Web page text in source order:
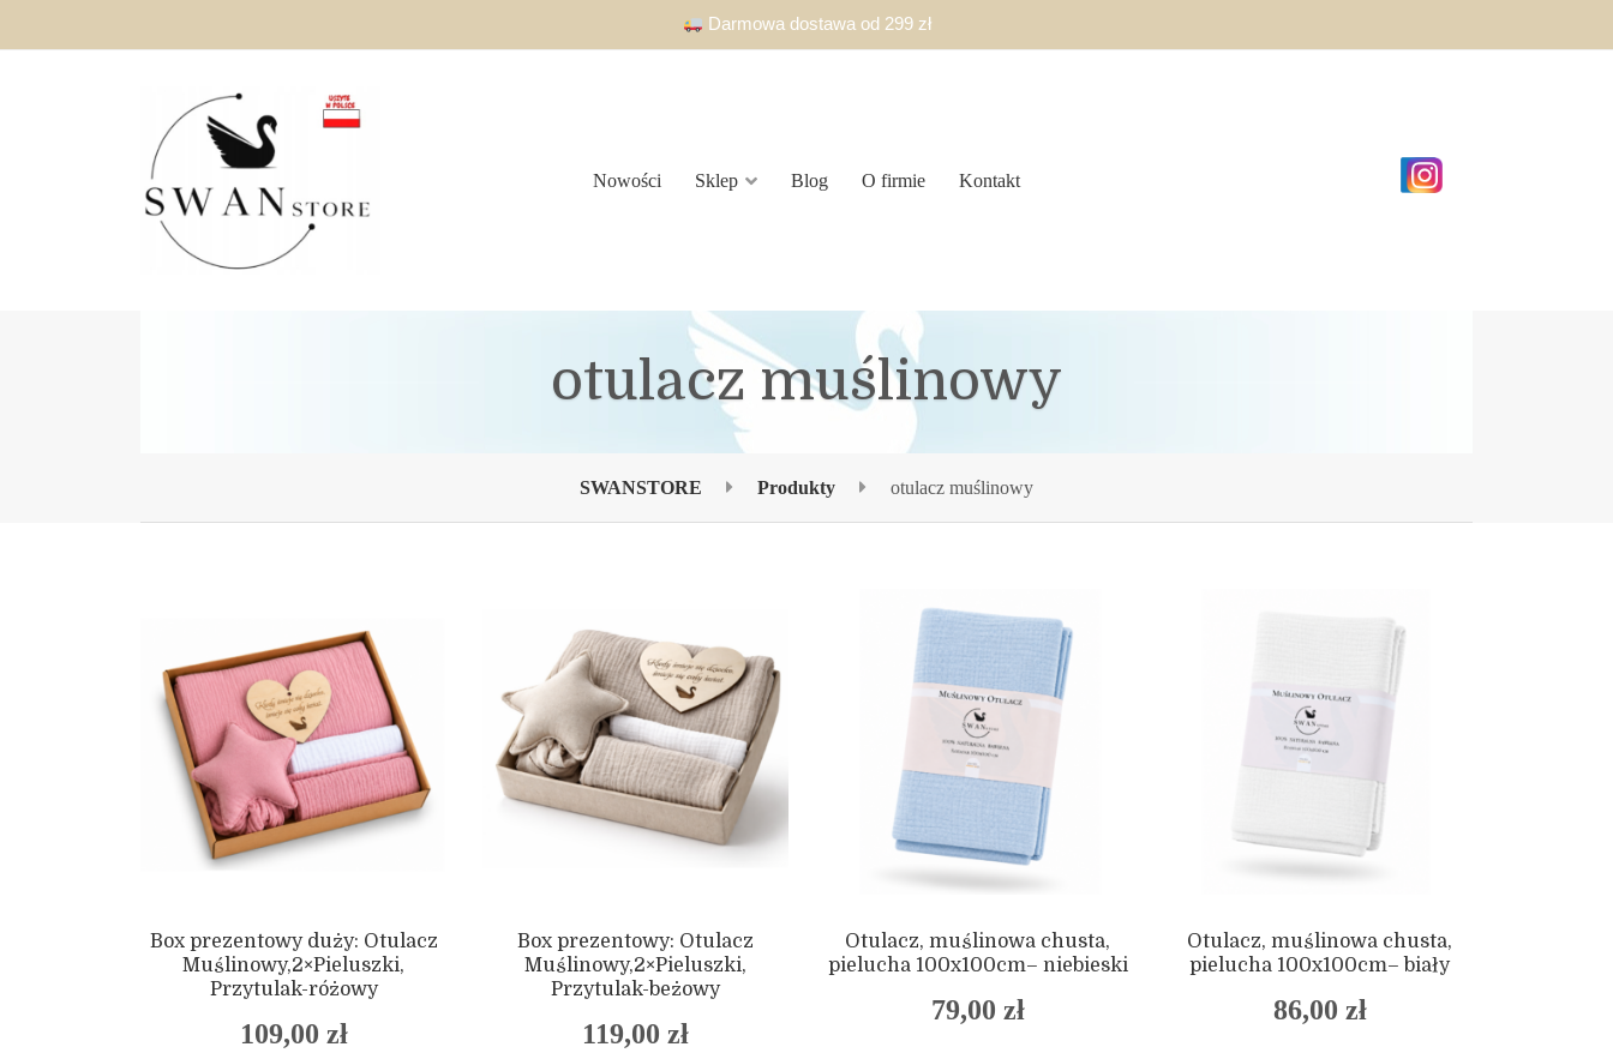
Darmowa dostawa od 299 zł
Nowości Sklep Blog O firmie Kontakt
otulacz muślinowy
SWANSTORE Produkty otulacz muślinowy
Box prezentowy duży: Otulacz
Muślinowy,2×Pieluszki,
Przytulak-różowy
109,00 zł
Box prezentowy: Otulacz
Muślinowy,2×Pieluszki,
Przytulak-beżowy
119,00 zł
Otulacz, muślinowa chusta,
pielucha 100x100cm– niebieski
79,00 zł
Otulacz, muślinowa chusta,
pielucha 100x100cm– biały
86,00 zł